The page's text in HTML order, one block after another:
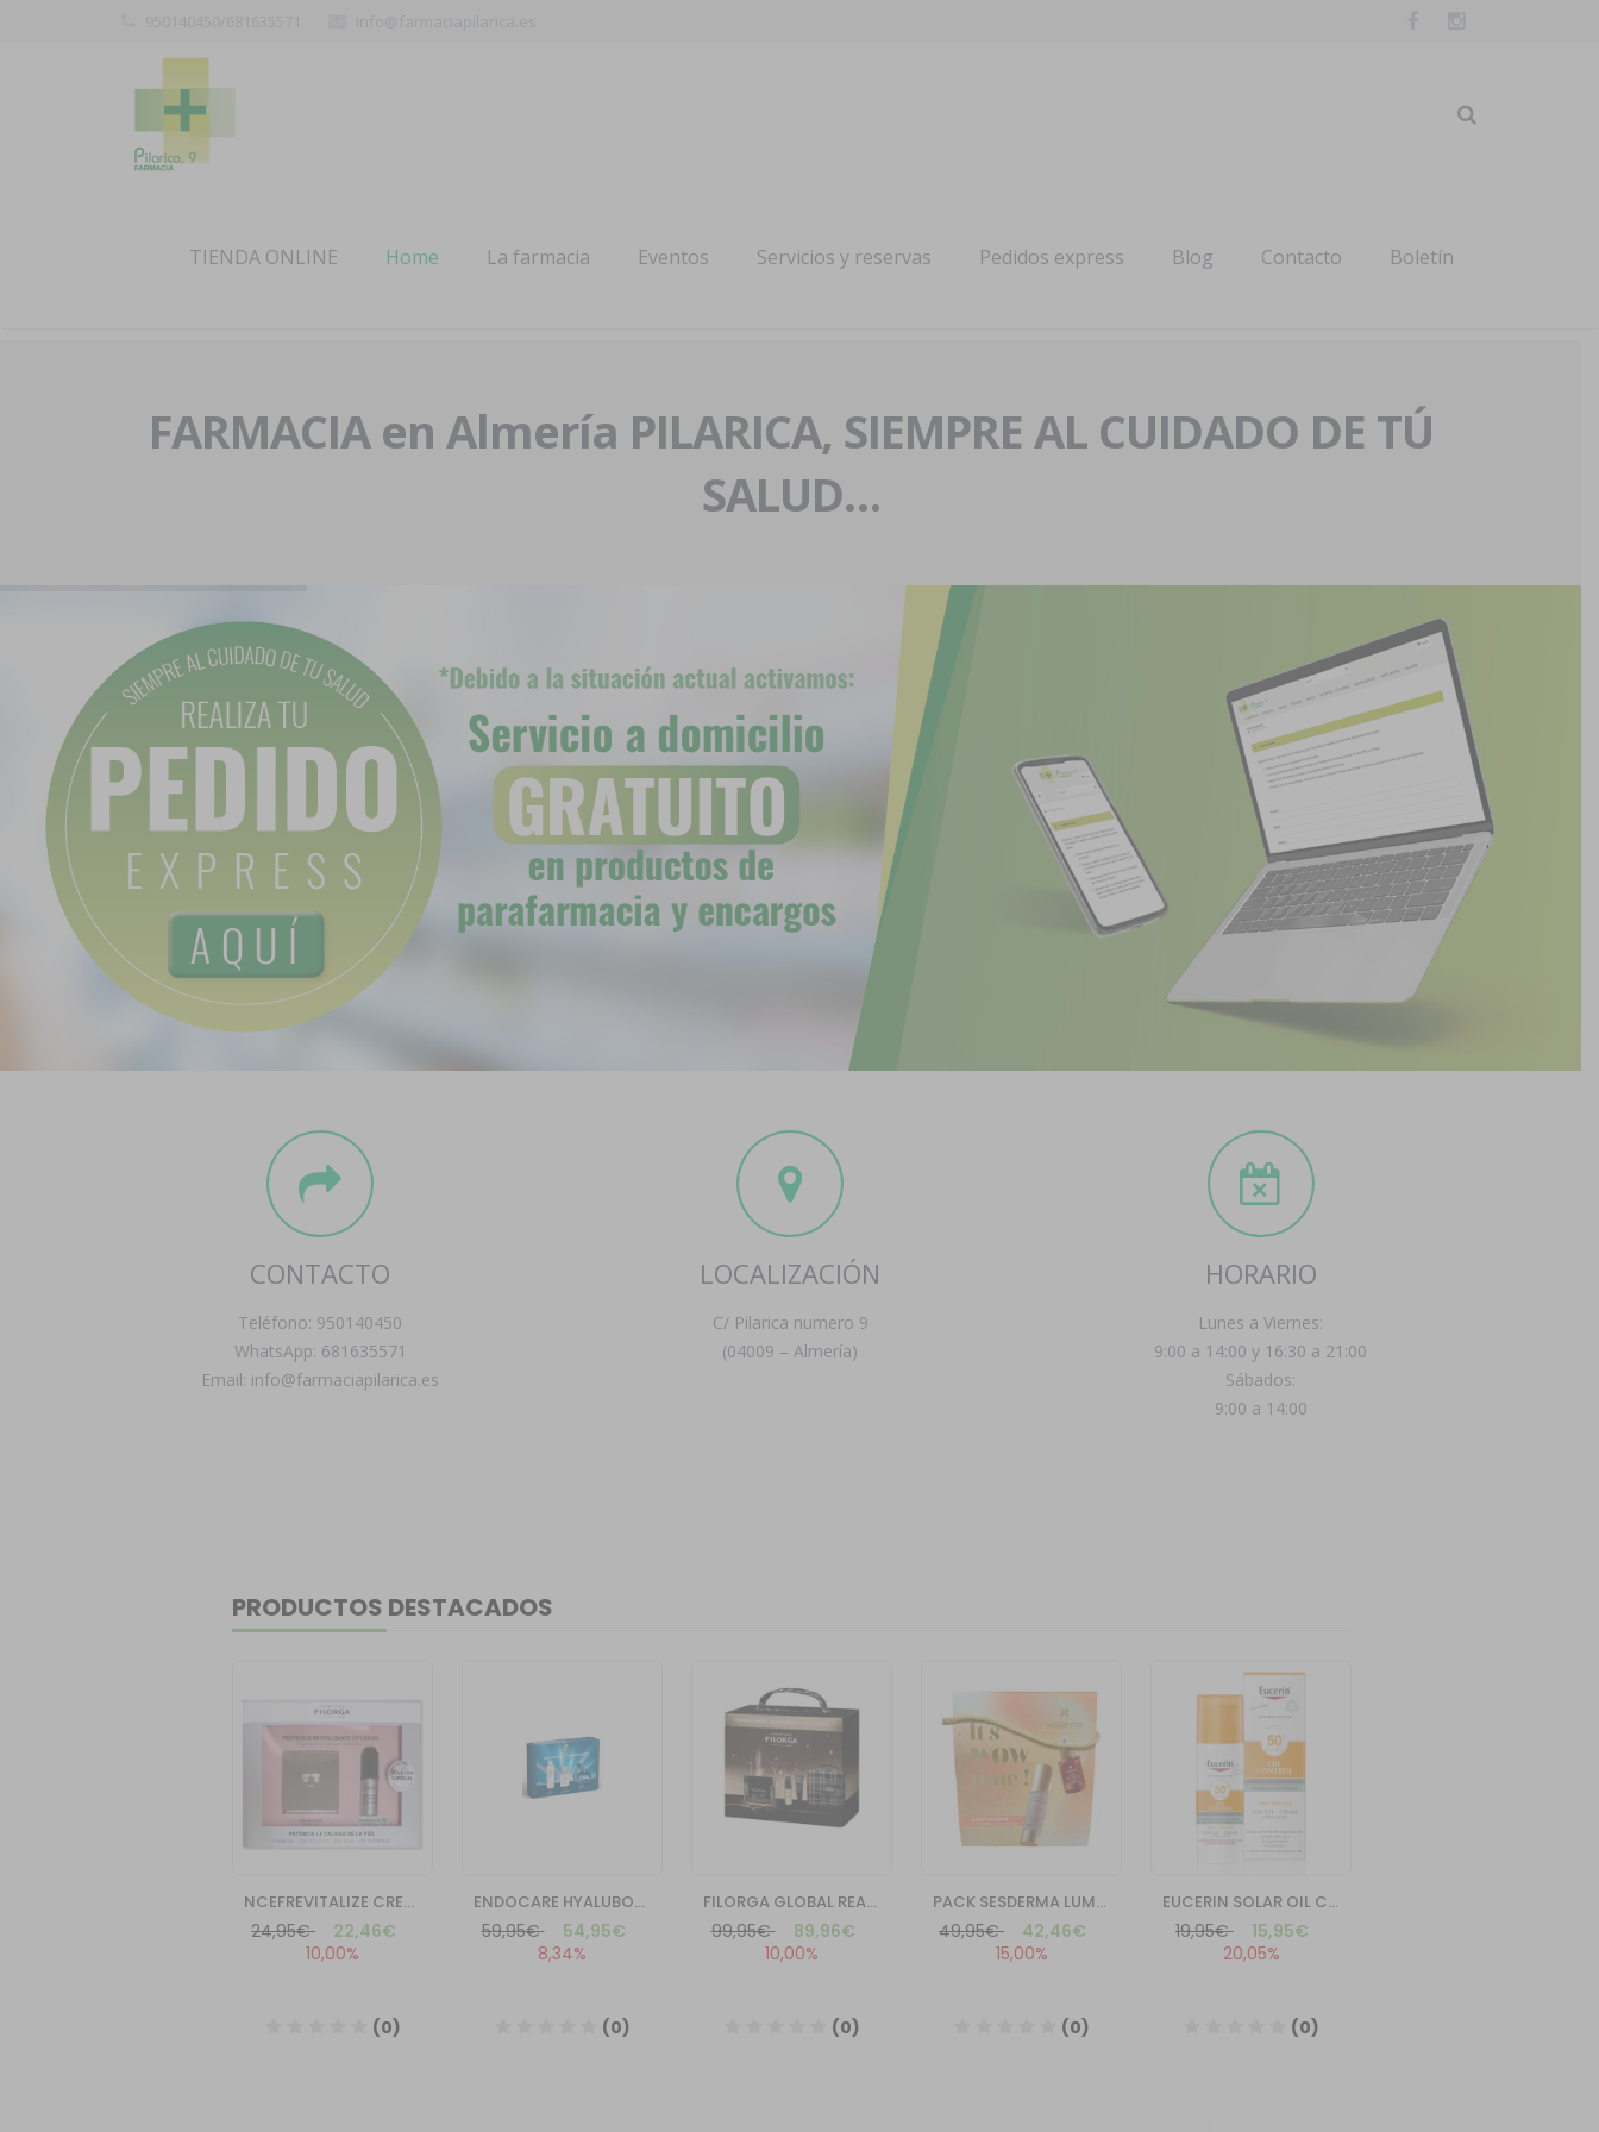
TIENDA ONLINE Home La farmacia Eventos Servicios y reservas Pedidos express Blog Contacto Boletín
FARMACIA en Almería PILARICA, SIEMPRE AL CUIDADO DE TÚ
SALUD…
CONTACTO
Teléfono: 950140450
WhatsApp: 681635571
Email: info@farmaciapilarica.es
LOCALIZACIÓN
C/ Pilarica numero 9
(04009 – Almería)
HORARIO
Lunes a Viernes:
9:00 a 14:00 y 16:30 a 21:00
Sábados:
9:00 a 14:00